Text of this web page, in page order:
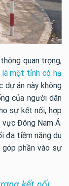
quan trọng,
là một tỉnh có hạ
dự án này không
của người dân
sự kết nối, hợp
Đông Nam Á.
đa tiềm năng du
góp phần vào sự